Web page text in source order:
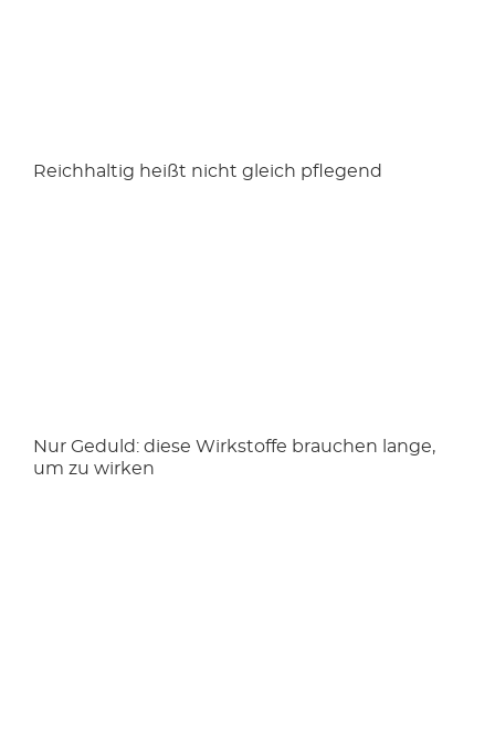
Reichhaltig heißt nicht gleich pflegend
Nur Geduld: diese Wirkstoffe brauchen lange,
um zu wirken